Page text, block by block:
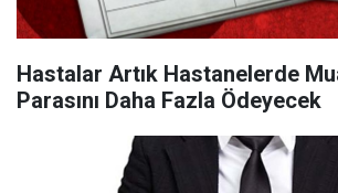
Hastalar Artık Hastanelerde
Parasını Daha Fazla Ödeyecek